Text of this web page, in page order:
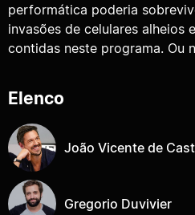
performática poderia
invasões de celulares alheios
contidas neste programa. Ou
Elenco
João Vicente de
Gregorio Duvivier